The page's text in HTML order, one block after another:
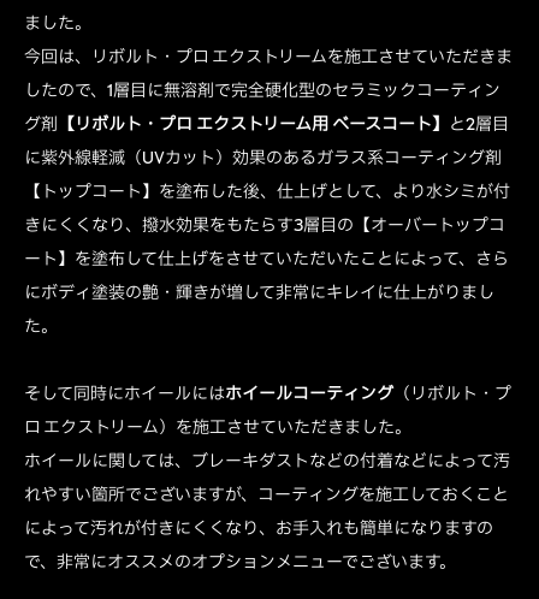
ました。
今回は、リボルト・プロ エクストリームを施工させていただきま
したので、1層目に無溶剤で完全硬化型のセラミックコーティン
グ剤
【リボルト・プロ エクストリーム用 ベースコート】
と2層目
に紫外線軽減（UVカット）効果のあるガラス系コーティング剤
【トップコート】を塗布した後、仕上げとして、より水シミが付
きにくくなり、撥水効果をもたらす3層目の【オーバートップコ
ート】を塗布して仕上げをさせていただいたことによって、さら
にボディ塗装の艶・輝きが増して非常にキレイに仕上がりまし
た。
そして同時にホイールにはホイールコーティング（リボルト・プ
ロ エクストリーム）を施工させていただきました。
ホイールに関しては、ブレーキダストなどの付着などによって汚
れやすい箇所でございますが、コーティングを施工しておくこと
によって汚れが付きにくくなり、お手入れも簡単になりますの
で、非常にオススメのオプションメニューでございます。